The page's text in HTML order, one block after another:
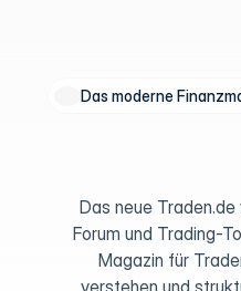
Das moderne
Das neue
Forum und Trading-
Magazin für
verstehen und